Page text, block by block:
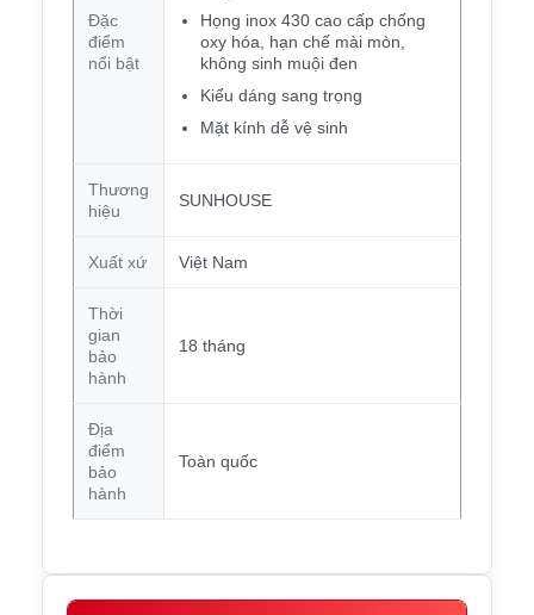
Đặc
điểm
nổi bật
Họng inox 430 cao cấp chống
oxy hóa, hạn chế mài mòn,
không sinh muội đen
Kiểu dáng sang trọng
Mặt kính dễ vệ sinh
Thương
hiệu
SUNHOUSE
Xuất xứ Việt Nam
Thời
gian
bảo
hành
18 tháng
Địa
điểm
bảo
hành
Toàn quốc